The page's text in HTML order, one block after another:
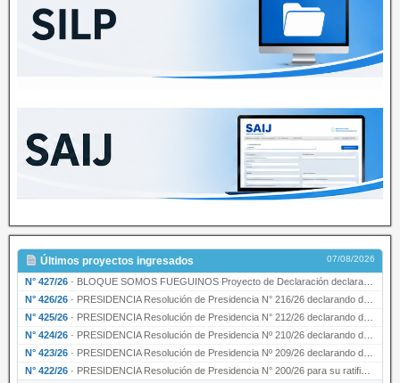
Últimos proyectos ingresados 07/08/2026
N° 427/26 · BLOQUE SOMOS FUEGUINOS Proyecto de Declaración declarando de interés provincial PRESIDENCI…
N° 426/26 · PRESIDENCIA Resolución de Presidencia N° 216/26 declarando de interés provincial la labor …
N° 425/26 · PRESIDENCIA Resolución de Presidencia N° 212/26 declarando de interés provincial el “50° A…
N° 424/26 · PRESIDENCIA Resolución de Presidencia Nº 210/26 declarando de interés provincial el proyec…
N° 423/26 · PRESIDENCIA Resolución de Presidencia Nº 209/26 declarando de interés provincial la presen…
N° 422/26 · PRESIDENCIA Resolución de Presidencia N° 200/26 para su ratificación.